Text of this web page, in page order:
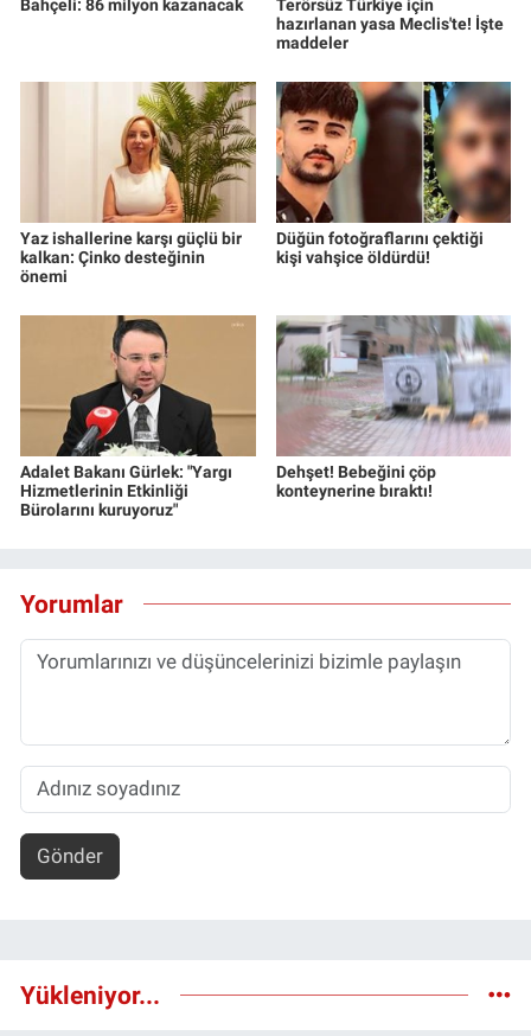
Bahçeli: 86 milyon kazanacak
Terörsüz Türkiye için
hazırlanan yasa Meclis'te! İşte
maddeler
Yaz ishallerine karşı güçlü bir
kalkan: Çinko desteğinin
önemi
Düğün fotoğraflarını çektiği
kişi vahşice öldürdü!
Adalet Bakanı Gürlek: "Yargı
Hizmetlerinin Etkinliği
Bürolarını kuruyoruz"
Dehşet! Bebeğini çöp
konteynerine bıraktı!
Yorumlar
Gönder
Yükleniyor...